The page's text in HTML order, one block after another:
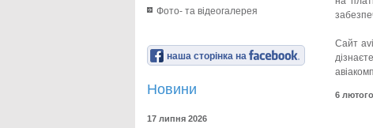
Фото- та відеогалерея
наша сторінка на
Новини
17 липня 2026
Сайт
6